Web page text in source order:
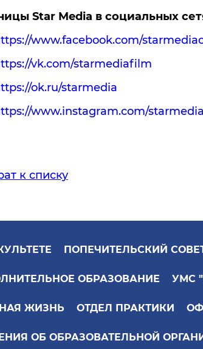
Star Media в социальных
www.facebook.com/
vk.com/starmediafilm
ok.ru/starmedia
www.instagram.com/
к списку
ПОПЕЧИТЕЛЬСКИЙ
ОБРАЗОВАНИЕ УМС
ЖИЗНЬ ОТДЕЛ ПРАКТИКИ
ОБ ОБРАЗОВАТЕЛЬНОЙ